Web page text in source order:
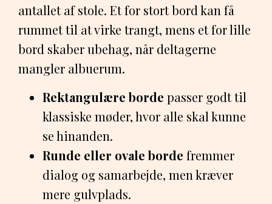
antallet af stole. Et for stort bord kan få
rummet til at virke trangt, mens et for lille
bord skaber ubehag, når deltagerne
mangler albuerum.
Rektangulære borde passer godt til
klassiske møder, hvor alle skal kunne
se hinanden.
Runde eller ovale borde fremmer
dialog og samarbejde, men kræver
mere gulvplads.